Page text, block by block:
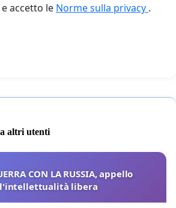
accetto le Norme sulla privacy .
altri utenti
CON LA RUSSIA, appello
libera